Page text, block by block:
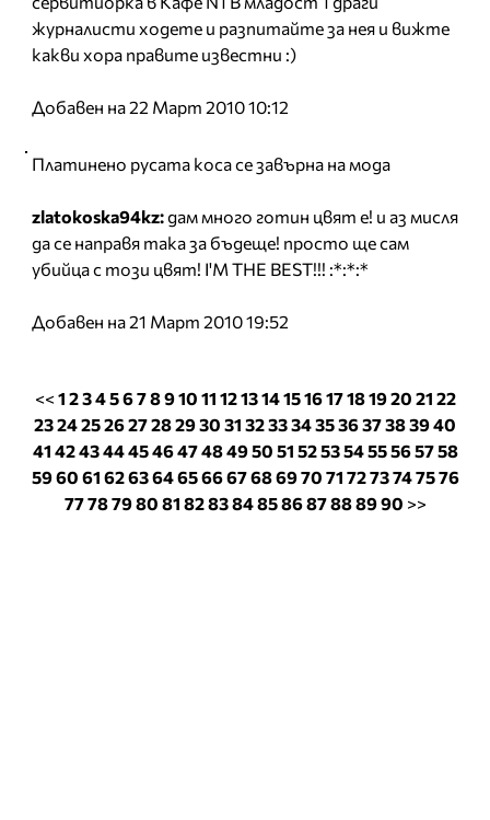
журналисти ходете и разпитайте за нея и вижте
какви хора правите известни :)
Добавен на 22 Март 2010 10:12
Платинено русата коса се завърна на мода
zlatokoska94kz:дам много готин цвят е! и аз мисля
да се направя така за бъдеще! просто ще сам
убийца с този цвят! I'M THE BEST!!! :*:*:*
Добавен на 21 Март 2010 19:52
<<1 2345678910 11 121314151617181920 21 22
2324252627282930 31 323334353637383940
41 424344454647484950 51 52535455565758
5960 61 626364656667686970 71 7273747576
77787980 81 828384858687888990 >>